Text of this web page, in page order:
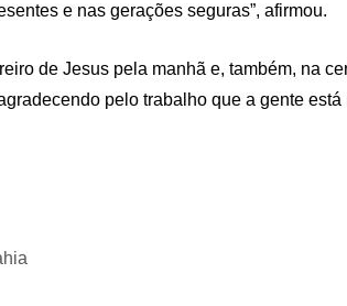
e nas gerações seguras”, afirmou.
de Jesus pela manhã e, também, na
pelo trabalho que a gente